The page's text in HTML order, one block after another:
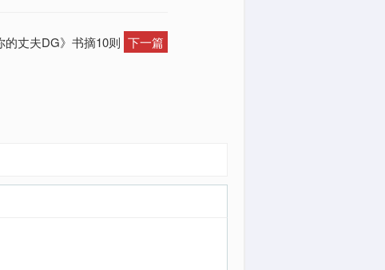
的丈夫DG》书摘10则 下一篇